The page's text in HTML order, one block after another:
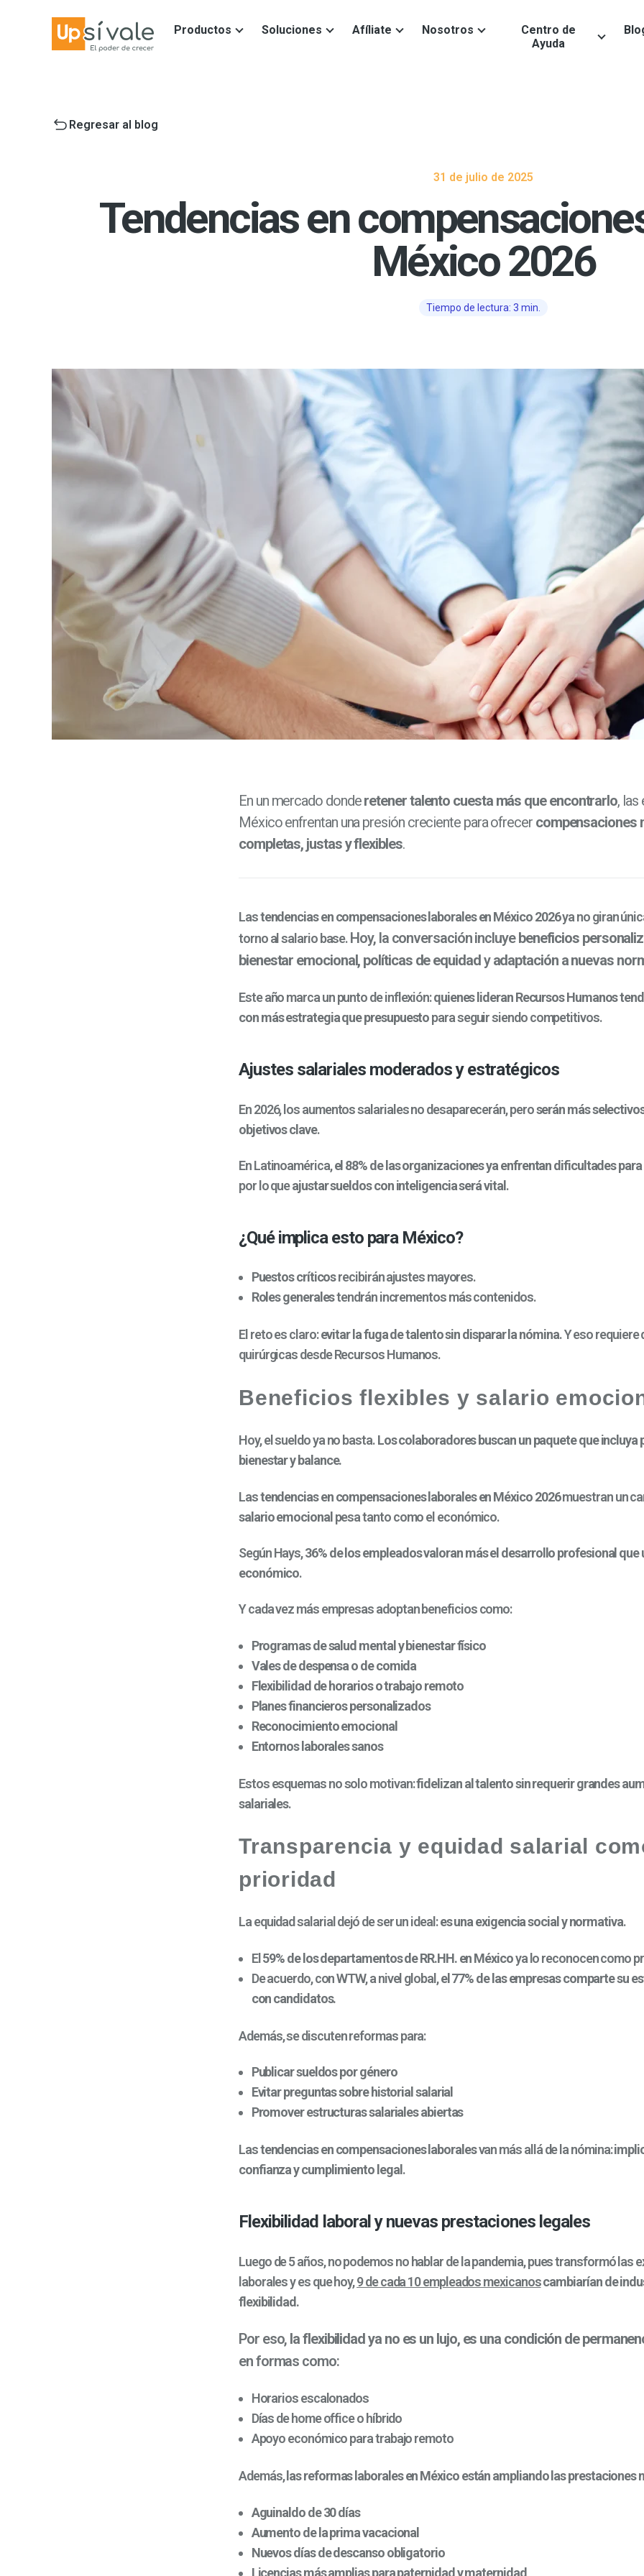
Productos Soluciones Afíliate Nosotros
Centro de
Ayuda
Regresar al blog
31 de julio de 2025
Tendencias en
México 2026
Tiempo de lectura: 3 min.
En un mercado donderetener talento cuesta más que encontrarlo, las
México enfrentan una presión creciente para ofrecer compensaciones
completas, justas y flexibles.
Lastendencias en compensaciones laborales en México 2026ya no giran
torno al salario base.Hoy, la conversación incluyebeneficios
bienestar emocional, políticas de equidadyadaptación a nuevas
Este año marca un punto de inflexión:quienes lideran Recursos Humanos
con más estrategia que presupuestopara seguir siendo competitivos.
Ajustes salariales moderados y estratégicos
En 2026, los aumentos salariales no desaparecerán, peroserán más
objetivos clave.
En Latinoamérica,el 88% de las organizaciones ya enfrentan dificultades
por lo queajustar sueldos con inteligencia será vital .
¿Qué implica esto para México?
Puestos críticosrecibirán ajustes mayores.
Roles generalestendrán incrementos más contenidos.
El reto es claro:evitar la fuga de talento sin disparar la nómina. Y eso
quirúrgicas desde Recursos Humanos.
Beneficios flexibles y salario
Hoy, el sueldo ya no basta.Los colaboradores buscan un paquete que incluya
bienestar y balance.
Lastendencias en compensaciones laborales en México 2026muestran un
salario emocionalpesa tanto como el económico.
Según Hays,36% de los empleados valoran más el desarrollo profesional que
económico.
Y cada vez más empresas adoptan beneficios como:
Programas de salud mental y bienestar físico
Vales de despensa o de comida
Flexibilidad de horarios o trabajo remoto
Planes financieros personalizados
Reconocimiento emocional
Entornos laborales sanos
Estos esquemas no solo motivan:fidelizan al talento sin requerir grandes
salariales.
Transparencia y equidad salarial
prioridad
La equidad salarial dejó de ser un ideal:es una exigencia social y normativa.
El 59% de los departamentos de RR.HH. en Méxicoya lo reconocen como
De acuerdo, con WTW, a nivel global,el 77% de las empresas comparte su
con candidatos.
Además, se discuten reformas para:
Publicar sueldos por género
Evitar preguntas sobre historial salarial
Promover estructuras salariales abiertas
Lastendencias en compensaciones laboralesvan más allá de la nómina:
confianza y cumplimiento legal.
Flexibilidad laboral y nuevas prestaciones legales
Luego de 5 años, no podemos no hablar de la pandemia, pues transformó las
laborales y es que hoy,9 de cada 10 empleados mexicanoscambiarían de
flexibilidad.
Por eso, la flexibilidad ya no es un lujo, es una condición de
en formas como:
Horarios escalonados
Días de home office o híbrido
Apoyo económico para trabajo remoto
Además, las reformas laborales en México están ampliando las prestaciones
Aguinaldo de 30 días
Aumento de la prima vacacional
Nuevos días de descanso obligatorio
Licencias más amplias para paternidad y maternidad